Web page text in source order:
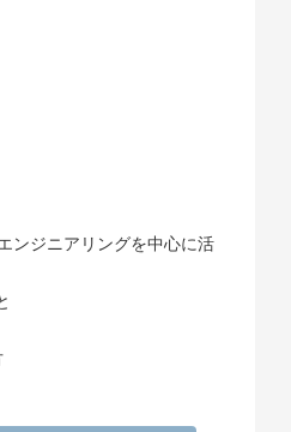
ンジニアリングを中心に活